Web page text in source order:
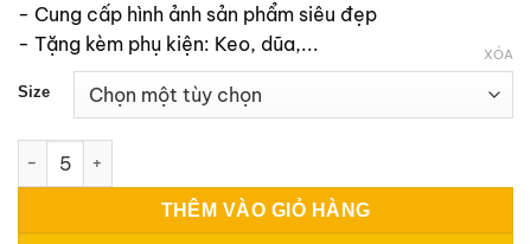
- Cung cấp hình ảnh sản phẩm siêu đẹp
- Tặng kèm phụ kiện: Keo, dũa,...
Size
XÓA
THÊM VÀO GIỎ HÀNG